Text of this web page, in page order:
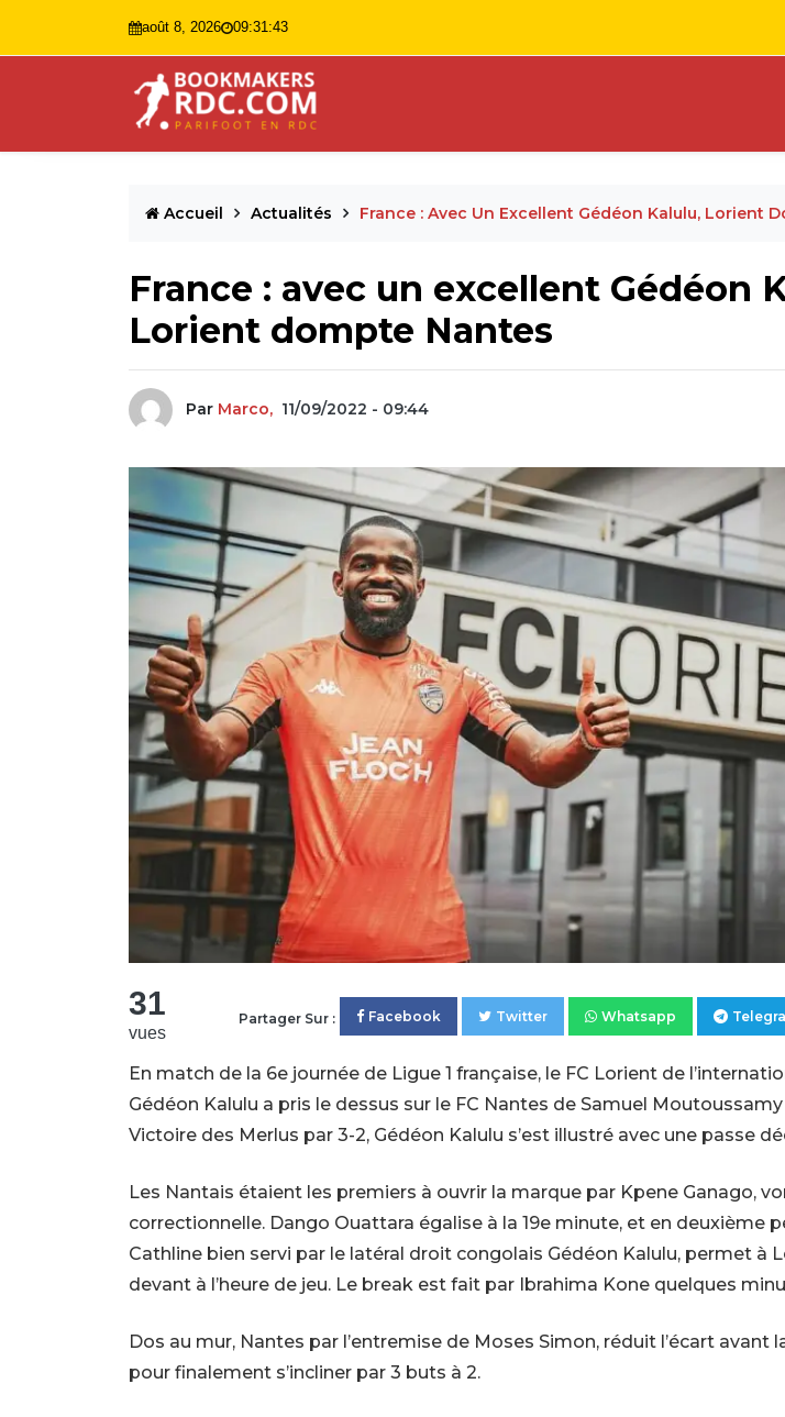
août 8, 2026 09:31:44
Accueil Actualités France : Avec Un Excellent Gédéon Kalulu, Lorient
France : avec un excellent Gédéon
Lorient dompte Nantes
Par Marco, 11/09/2022 - 09:44
31
vues
Partager Sur : Facebook Twitter Whatsapp
En match de la 6e journée de Ligue 1 française, le FC Lorient de
Gédéon Kalulu a pris le dessus sur le FC Nantes de Samuel
Victoire des Merlus par 3-2, Gédéon Kalulu s’est illustré avec une passe
Les Nantais étaient les premiers à ouvrir la marque par Kpene Ganago,
correctionnelle. Dango Ouattara égalise à la 19e minute, et en deuxième
Cathline bien servi par le latéral droit congolais Gédéon Kalulu, permet à
devant à l’heure de jeu. Le break est fait par Ibrahima Kone quelques
Dos au mur, Nantes par l’entremise de Moses Simon, réduit l’écart avant
pour finalement s’incliner par 3 buts à 2.